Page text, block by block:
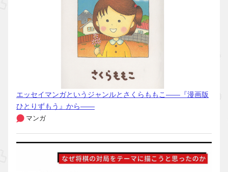
エッセイマンガというジャンルとさくらももこ――『漫画版
ひとりずもう』から――
マンガ